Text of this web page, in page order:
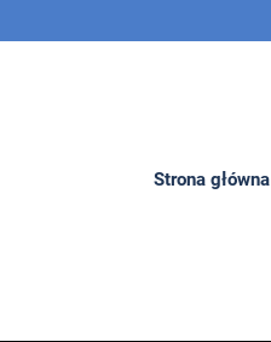
Strona główna